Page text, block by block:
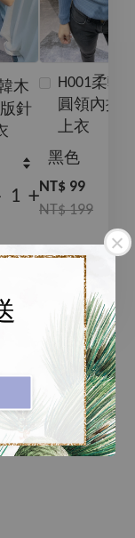
木
針
+
H001柔軟
圓領內搭
上衣
NT$ 99
NT$ 199